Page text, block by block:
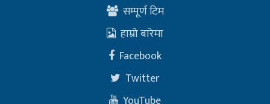
सम्पूर्ण टिम
हाम्रो बारेमा
Facebook
Twitter